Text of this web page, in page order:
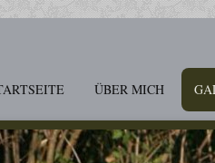
ÜBER MICH